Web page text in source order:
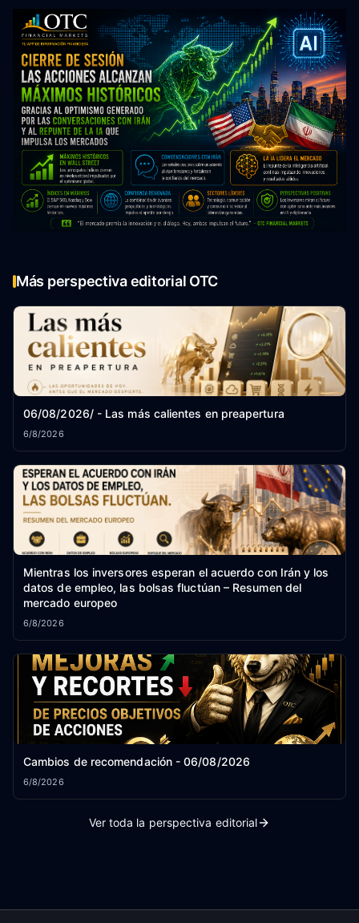
Más perspectiva editorial OTC
06/08/2026/ - Las más calientes en preapertura
6/8/2026
Mientras los inversores esperan el acuerdo con Irán y los
datos de empleo, las bolsas fluctúan – Resumen del
mercado europeo
6/8/2026
Cambios de recomendación - 06/08/2026
6/8/2026
Ver toda la perspectiva editorial